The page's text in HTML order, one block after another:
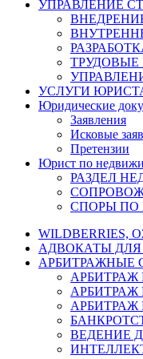
УПРАВЛЕНИЕ
УСЛУГИ
Юридические
Заявления
Исковые
Претензии
Юрист по
РАЗДЕЛ
СПОРЫ ПО
WILDBERRIES,
АДВОКАТЫ ДЛЯ
АРБИТРАЖНЫЕ
АРБИТРАЖ
АРБИТРАЖ
ВЕДЕНИЕ